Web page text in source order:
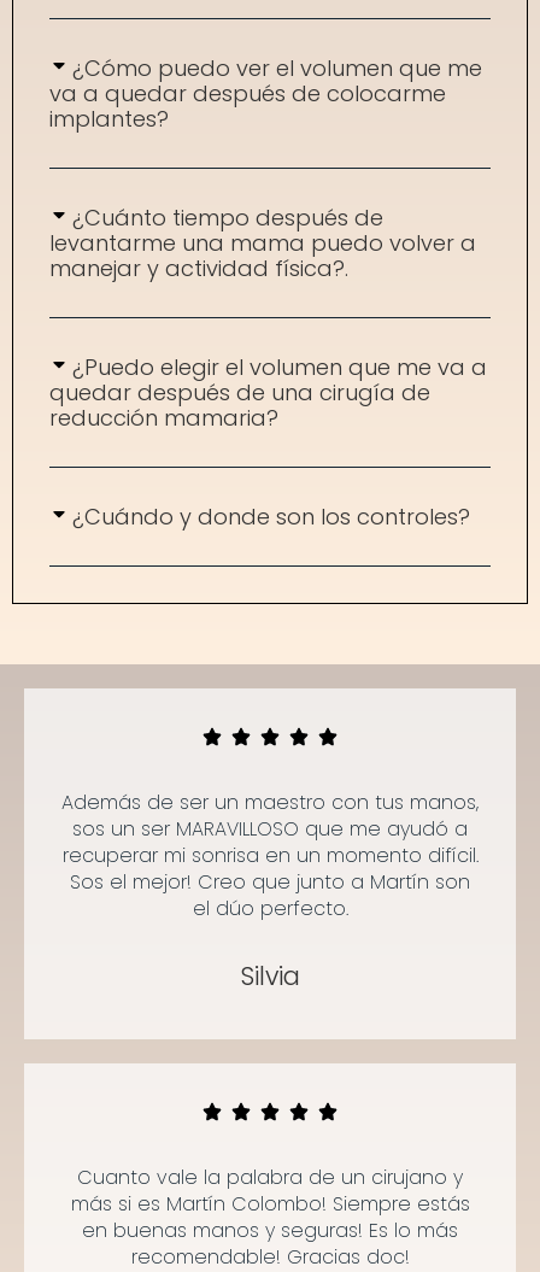
¿Cómo puedo ver el volumen que me
va a quedar después de colocarme
implantes?
¿Cuánto tiempo después de
levantarme una mama puedo volver a
manejar y actividad física?.
¿Puedo elegir el volumen que me va a
quedar después de una cirugía de
reducción mamaria?
¿Cuándo y donde son los controles?
Además de ser un maestro con tus manos,
sos un ser MARAVILLOSO que me ayudó a
recuperar mi sonrisa en un momento difícil.
Sos el mejor! Creo que junto a Martín son
el dúo perfecto.
Silvia
Cuanto vale la palabra de un cirujano y
más si es Martín Colombo! Siempre estás
en buenas manos y seguras! Es lo más
recomendable! Gracias doc!